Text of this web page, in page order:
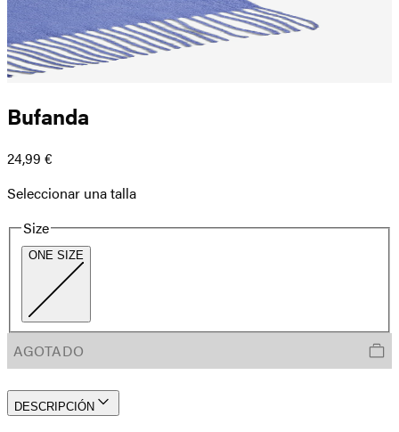
Bufanda
24,99 €
Seleccionar una talla
Size
ONE SIZE
AGOTADO
DESCRIPCIÓN